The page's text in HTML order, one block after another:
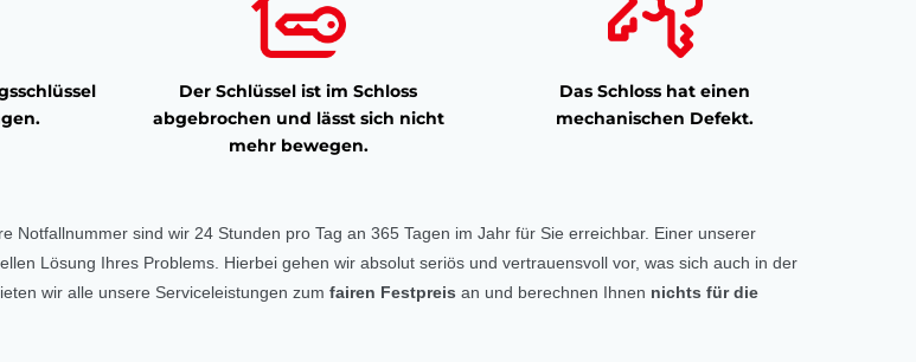
Der Schlüssel ist im Schloss
abgebrochen und lässt sich nicht
mehr bewegen.
Das Schloss hat einen
mechanischen Defekt.
Notfallnummer sind wir 24 Stunden pro Tag an 365 Tagen im Jahr für Sie erreichbar. Einer unserer
Lösung Ihres Problems. Hierbei gehen wir absolut seriös und vertrauensvoll vor, was sich auch in der
wir alle unsere Serviceleistungen zum fairen Festpreis an und berechnen Ihnen nichts für die